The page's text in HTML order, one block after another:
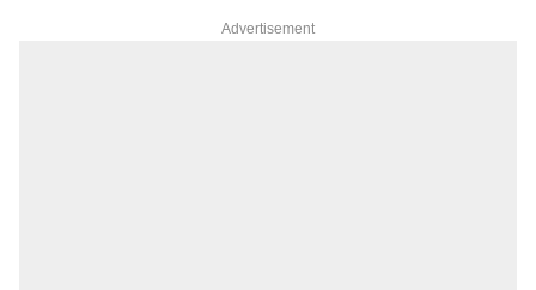
Advertisement